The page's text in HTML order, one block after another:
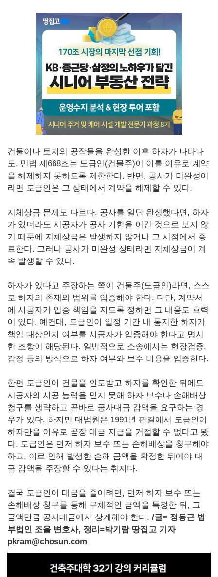
건물이나 토지의 공작물을 완성한 이후 하자가 나타나
도, 민법 제668조는 도급인(건물주)이 이를 이유로 계약
을 해제하지 못하도록 제한한다. 반면, 공사가 미완성이
라면 도급인은 그 상태에서 계약을 해제할 수 있다.
지체상금 문제도 다르다. 공사를 일단 완성했다면, 하자
가 있더라도 시공자가 공사 기한을 어긴 것으로 보지 않
기 때문에 지체상금은 발생하지 않거나 그 시점에서 종
료한다. 그러나 공사가 미완성 상태라면 지체상금이 계
속 발생할 수 있다.
하자가 있다고 주장하는 쪽이 건물주(도급인)라면, 스스
로 하자의 존재와 범위를 입증해야 한다. 다만, 계약서
에 시공자가 입증 책임을 지도록 정하면 그 내용도 효력
이 있다. 예컨대, 도급인이 일정 기간 내 통지한 하자가
책임 대상인지 여부를 시공자가 입증해야 한다고 명시
한 조항이 해당된다. 일반적으로 소송에서는 현장검증,
감정 등의 방식으로 하자 여부와 보수 비용을 입증한다.
한편 도급인이 건물을 인도받고 하자를 확인한 뒤에도
시공자의 시공 능력을 믿지 못해 하자 보수나 손해배상
청구를 생략하고 곧바로 공사대금 감액을 요구하는 경
우가 있다. 하지만 대법원은 1991년 판결에서 도급인이
하자만을 이유로 곧장 대금 지급을 거절할 수 없다고 봤
다. 도급인은 먼저 하자 보수 또는 손해배상을 청구해야
하고, 이로 인해 발생한 손해 금액을 확정한 뒤에야 대
금 감액을 주장할 수 있다는 취지다.
결국 도급인이 대금을 줄이려면, 먼저 하자 보수 또는
손해배상 청구를 통해 구체적인 금액을 특정한 뒤, 그
금액만큼 공사대금에서 상계해야 한다. /글= 정동근 법
부법인 조율 변호사, 정리=박기람 땅집고 기자
pkram@chosun.com